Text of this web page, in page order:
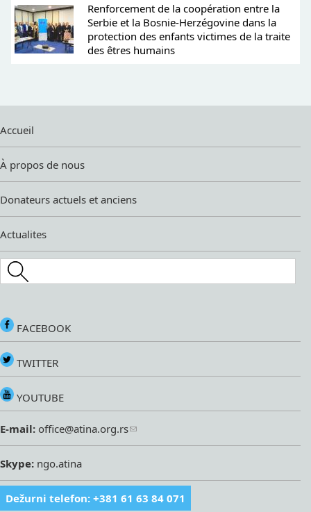
Renforcement de la coopération entre la
Serbie et la Bosnie-Herzégovine dans la
protection des enfants victimes de la traite
des êtres humains
Accueil
À propos de nous
Donateurs actuels et anciens
Actualites
Search this site
FACEBOOK
TWITTER
YOUTUBE
E-mail: office@atina.org.rs
Skype: ngo.atina
Dežurni telefon: +381 61 63 84 071